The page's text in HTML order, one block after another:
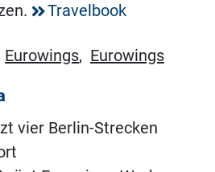
Travelbook
Eurowings, Eurowings
vier Berlin-Strecken